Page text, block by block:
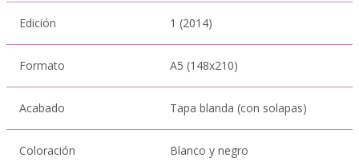
Edición 1 (2014)
Formato A5 (148x210)
Acabado Tapa blanda (con solapas)
Coloración Blanco y negro